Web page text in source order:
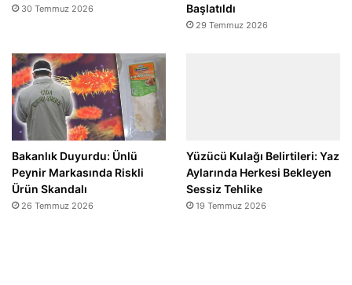
30 Temmuz 2026 Başlatıldı
29 Temmuz 2026
Bakanlık Duyurdu: Ünlü
Peynir Markasında Riskli
Ürün Skandalı
26 Temmuz 2026
Yüzücü Kulağı Belirtileri: Yaz
Aylarında Herkesi Bekleyen
Sessiz Tehlike
19 Temmuz 2026